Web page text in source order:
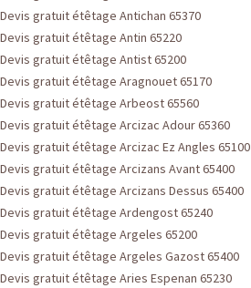
Devis gratuit étêtage Antichan 65370
Devis gratuit étêtage Antin 65220
Devis gratuit étêtage Antist 65200
Devis gratuit étêtage Aragnouet 65170
Devis gratuit étêtage Arbeost 65560
Devis gratuit étêtage Arcizac Adour 65360
Devis gratuit étêtage Arcizac Ez Angles 65100
Devis gratuit étêtage Arcizans Avant 65400
Devis gratuit étêtage Arcizans Dessus 65400
Devis gratuit étêtage Ardengost 65240
Devis gratuit étêtage Argeles 65200
Devis gratuit étêtage Argeles Gazost 65400
Devis gratuit étêtage Aries Espenan 65230